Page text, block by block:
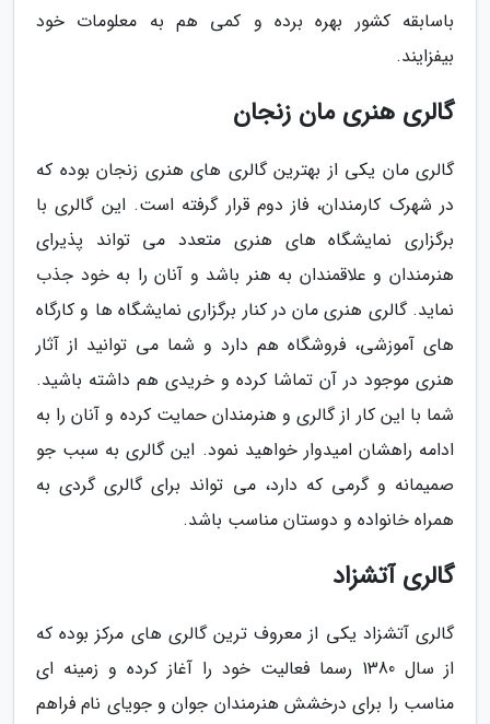
باسابقه کشور بهره برده و کمی هم به معلومات خود
بیفزایند.
گالری هنری مان زنجان
گالری مان یکی از بهترین گالری های هنری زنجان بوده که
در شهرک کارمندان، فاز دوم قرار گرفته است. این گالری با
برگزاری نمایشگاه های هنری متعدد می تواند پذیرای
هنرمندان و علاقمندان به هنر باشد و آنان را به خود جذب
نماید. گالری هنری مان در کنار برگزاری نمایشگاه ها و کارگاه
های آموزشی، فروشگاه هم دارد و شما می توانید از آثار
هنری موجود در آن تماشا کرده و خریدی هم داشته باشید.
شما با این کار از گالری و هنرمندان حمایت کرده و آنان را به
ادامه راهشان امیدوار خواهید نمود. این گالری به سبب جو
صمیمانه و گرمی که دارد، می تواند برای گالری گردی به
همراه خانواده و دوستان مناسب باشد.
گالری آتشزاد
گالری آتشزاد یکی از معروف ترین گالری های مرکز بوده که
از سال 1380 رسما فعالیت خود را آغاز کرده و زمینه ای
مناسب را برای درخشش هنرمندان جوان و جویای نام فراهم